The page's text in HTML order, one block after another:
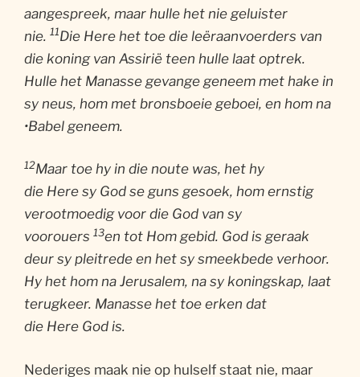
aangespreek, maar hulle het nie geluister
nie. 11Die Here het toe die leëraanvoerders van
die koning van Assirië teen hulle laat optrek.
Hulle het Manasse gevange geneem met hake in
sy neus, hom met bronsboeie geboei, en hom na
•Babel geneem.
12Maar toe hy in die noute was, het hy
die Here sy God se guns gesoek, hom ernstig
verootmoedig voor die God van sy
voorouers 13en tot Hom gebid. God is geraak
deur sy pleitrede en het sy smeekbede verhoor.
Hy het hom na Jerusalem, na sy koningskap, laat
terugkeer. Manasse het toe erken dat
die Here God is.
Nederiges maak nie op hulself staat nie, maar